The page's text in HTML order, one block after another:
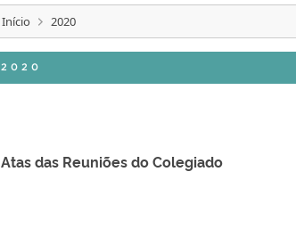
Início 2020
2020
Atas das Reuniões do Colegiado